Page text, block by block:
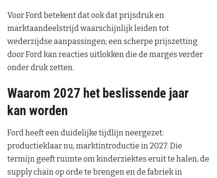
Voor Ford betekent dat ook dat prijsdruk en
marktaandeelstrijd waarschijnlijk leiden tot
wederzijdse aanpassingen; een scherpe prijszetting
door Ford kan reacties uitlokken die de marges verder
onder druk zetten.
Waarom 2027 het beslissende jaar
kan worden
Ford heeft een duidelijke tijdlijn neergezet:
productieklaar nu, marktintroductie in 2027. Die
termijn geeft ruimte om kinderziektes eruit te halen, de
supply chain op orde te brengen en de fabriek in